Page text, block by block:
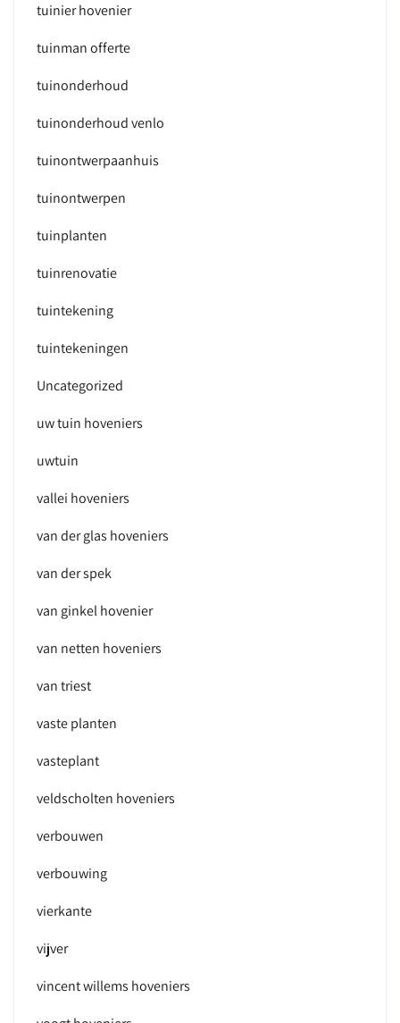
tuinier hovenier
tuinman offerte
tuinonderhoud
tuinonderhoud venlo
tuinontwerpaanhuis
tuinontwerpen
tuinplanten
tuinrenovatie
tuintekening
tuintekeningen
Uncategorized
uw tuin hoveniers
uwtuin
vallei hoveniers
van der glas hoveniers
van der spek
van ginkel hovenier
van netten hoveniers
van triest
vaste planten
vasteplant
veldscholten hoveniers
verbouwen
verbouwing
vierkante
vijver
vincent willems hoveniers